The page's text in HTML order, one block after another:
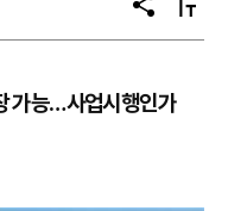
공
유
텍
스
가능…사업시행인가